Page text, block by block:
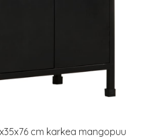
cm karkea mangopuu